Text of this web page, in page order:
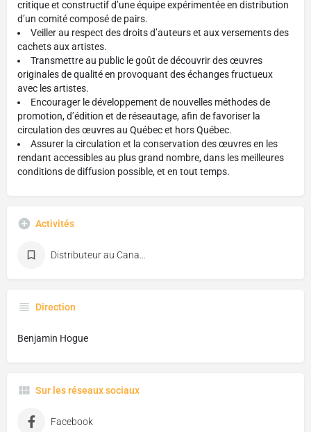
critique et constructif d’une équipe expérimentée en distribution
d’un comité composé de pairs.
Veiller au respect des droits d’auteurs et aux versements des
cachets aux artistes.
Transmettre au public le goût de découvrir des œuvres
originales de qualité en provoquant des échanges fructueux
avec les artistes.
Encourager le développement de nouvelles méthodes de
promotion, d’édition et de réseautage, afin de favoriser la
circulation des œuvres au Québec et hors Québec.
Assurer la circulation et la conservation des œuvres en les
rendant accessibles au plus grand nombre, dans les meilleures
conditions de diffusion possible, et en tout temps.
Activités
Distributeur au Canada
Direction
Benjamin Hogue
Sur les réseaux sociaux
Facebook